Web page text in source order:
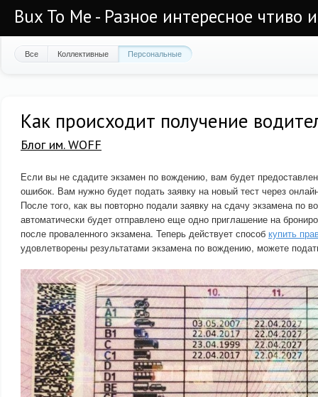
Bux To Me - Разное интересное чтиво
Все Коллективные Персональные
Как происходит получение
Блог им. WOFF
Если вы не сдадите экзамен по вождению, вам будет
ошибок. Вам нужно будет подать заявку на новый тест через
После того, как вы повторно подали заявку на сдачу экзамена по
автоматически будет отправлено еще одно приглашение на
после проваленного экзамена. Теперь действует способ купить
удовлетворены результатами экзамена по вождению, можете